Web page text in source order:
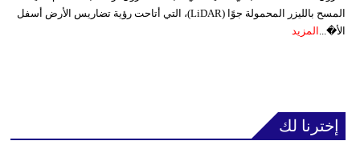
المسح بالليزر المحمولة جوًا (LiDAR)، التي أتاحت رؤية تضاريس الأرض أسفل
الأ�... المزيد
إخترنا لك